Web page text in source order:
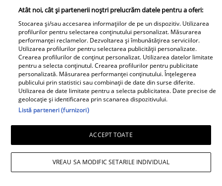
Contact
Politica de cookies
Politica de
confidențialitate
Taguri
Viva
Libertatea pentru femei
Program TV
Retete practice
Calculator sarcina
Pariază responsabil! Decizia ONJN nr. 821/25.09.2025.
Atât noi, cât și partenerii noștri prelucrăm datele pentru a oferi:
Stocarea și/sau accesarea informațiilor de pe un dispozitiv. Utilizarea
profilurilor pentru selectarea conținutului personalizat. Măsurarea
performanței reclamelor. Dezvoltarea și îmbunătățirea serviciilor.
Utilizarea profilurilor pentru selectarea publicității personalizate.
Crearea profilurilor de conținut personalizat. Utilizarea datelor limitate
pentru a selecta conținutul. Crearea profilurilor pentru publicitate
personalizată. Măsurarea performanței conținutului. Înțelegerea
publicului prin statistici sau combinații de date din surse diferite.
Utilizarea de date limitate pentru a selecta publicitatea. Date precise de
geolocație și identificarea prin scanarea dispozitivului.
Listă parteneri (furnizori)
ACCEPT TOATE
VREAU SA MODIFIC SETARILE INDIVIDUAL